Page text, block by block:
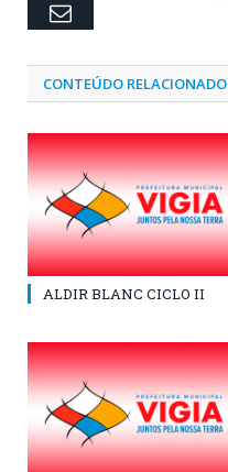
Email
CONTEÚDO RELACIONADO
ALDIR BLANC CICLO II